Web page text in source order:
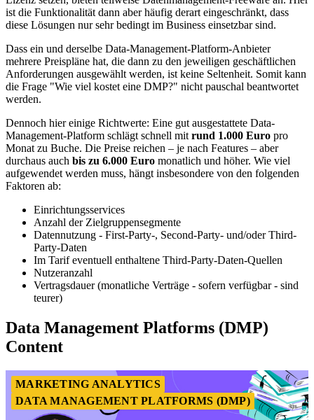
ist die Funktionalität dann aber häufig derart eingeschränkt, dass
diese Lösungen nur sehr bedingt im Business einsetzbar sind.
Dass ein und derselbe Data-Management-Platform-Anbieter
mehrere Preispläne hat, die dann zu den jeweiligen geschäftlichen
Anforderungen ausgewählt werden, ist keine Seltenheit. Somit kann
die Frage "Wie viel kostet eine DMP?" nicht pauschal beantwortet
werden.
Dennoch hier einige Richtwerte: Eine gut ausgestattete Data-
Management-Platform schlägt schnell mit rund 1.000 Euro pro
Monat zu Buche. Die Preise reichen – je nach Features – aber
durchaus auch bis zu 6.000 Euro monatlich und höher. Wie viel
aufgewendet werden muss, hängt insbesondere von den folgenden
Faktoren ab:
Einrichtungsservices
Anzahl der Zielgruppensegmente
Datennutzung - First-Party-, Second-Party- und/oder Third-
Party-Daten
Im Tarif eventuell enthaltene Third-Party-Daten-Quellen
Nutzeranzahl
Vertragsdauer (monatliche Verträge - sofern verfügbar - sind
teurer)
Data Management Platforms (DMP)
Content
MARKETING ANALYTICS
DATA MANAGEMENT PLATFORMS (DMP)